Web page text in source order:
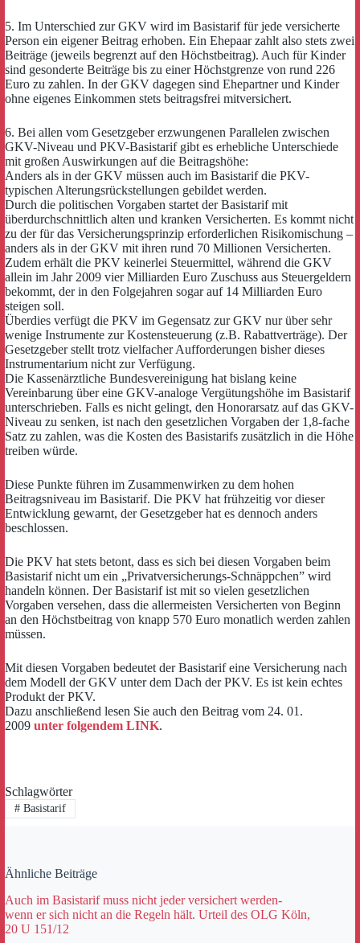
5. Im Unterschied zur GKV wird im Basistarif für jede versicherte
Person ein eigener Beitrag erhoben. Ein Ehepaar zahlt also stets zwei
Beiträge (jeweils begrenzt auf den Höchstbeitrag). Auch für Kinder
sind gesonderte Beiträge bis zu einer Höchstgrenze von rund 226
Euro zu zahlen. In der GKV dagegen sind Ehepartner und Kinder
ohne eigenes Einkommen stets beitragsfrei mitversichert.
6. Bei allen vom Gesetzgeber erzwungenen Parallelen zwischen
GKV-Niveau und PKV-Basistarif gibt es erhebliche Unterschiede
mit großen Auswirkungen auf die Beitragshöhe:
Anders als in der GKV müssen auch im Basistarif die PKV-
typischen Alterungsrückstellungen gebildet werden.
Durch die politischen Vorgaben startet der Basistarif mit
überdurchschnittlich alten und kranken Versicherten. Es kommt nicht
zu der für das Versicherungsprinzip erforderlichen Risikomischung –
anders als in der GKV mit ihren rund 70 Millionen Versicherten.
Zudem erhält die PKV keinerlei Steuermittel, während die GKV
allein im Jahr 2009 vier Milliarden Euro Zuschuss aus Steuergeldern
bekommt, der in den Folgejahren sogar auf 14 Milliarden Euro
steigen soll.
Überdies verfügt die PKV im Gegensatz zur GKV nur über sehr
wenige Instrumente zur Kostensteuerung (z.B. Rabattverträge). Der
Gesetzgeber stellt trotz vielfacher Aufforderungen bisher dieses
Instrumentarium nicht zur Verfügung.
Die Kassenärztliche Bundesvereinigung hat bislang keine
Vereinbarung über eine GKV-analoge Vergütungshöhe im Basistarif
unterschrieben. Falls es nicht gelingt, den Honorarsatz auf das GKV-
Niveau zu senken, ist nach den gesetzlichen Vorgaben der 1,8-fache
Satz zu zahlen, was die Kosten des Basistarifs zusätzlich in die Höhe
treiben würde.
Diese Punkte führen im Zusammenwirken zu dem hohen
Beitragsniveau im Basistarif. Die PKV hat frühzeitig vor dieser
Entwicklung gewarnt, der Gesetzgeber hat es dennoch anders
beschlossen.
Die PKV hat stets betont, dass es sich bei diesen Vorgaben beim
Basistarif nicht um ein „Privatversicherungs-Schnäppchen” wird
handeln können. Der Basistarif ist mit so vielen gesetzlichen
Vorgaben versehen, dass die allermeisten Versicherten von Beginn
an den Höchstbeitrag von knapp 570 Euro monatlich werden zahlen
müssen.
Mit diesen Vorgaben bedeutet der Basistarif eine Versicherung nach
dem Modell der GKV unter dem Dach der PKV. Es ist kein echtes
Produkt der PKV.
Dazu anschließend lesen Sie auch den Beitrag vom 24. 01.
2009 unter folgendem LINK.
Schlagwörter
#Basistarif
Ähnliche Beiträge
Auch im Basistarif muss nicht jeder versichert werden-
wenn er sich nicht an die Regeln hält. Urteil des OLG Köln,
20 U 151/12